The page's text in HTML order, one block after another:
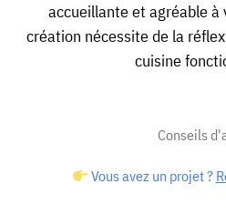
accueillante et agréable à
création nécessite de la
cuisine
Conseils
Vous avez un projet ?